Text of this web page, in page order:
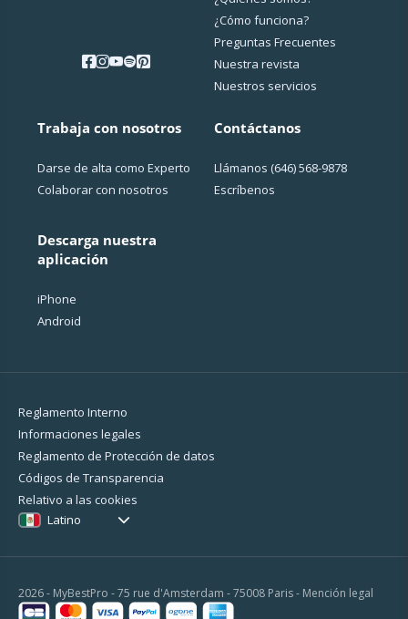
¿Cо́mo funciona?
Preguntas Frecuentes
Nuestra revista
Nuestros servicios
Trabaja con nosotros
Darse de alta como Experto
Colaborar con nosotros
Descarga nuestra
aplicación
iPhone
Android
Contáctanos
Llámanos (646) 568-9878
Escríbenos
Reglamento Interno
Informaciones legales
Reglamento de Protección de datos
Códigos de Transparencia
Relativo a las cookies
Latino
2026 - MyBestPro - 75 rue d'Amsterdam - 75008 Paris - Mención legal